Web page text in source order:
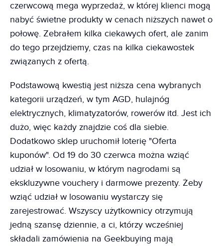
czerwcową mega wyprzedaż, w której klienci mogą
nabyć świetne produkty w cenach niższych nawet o
połowę. Zebrałem kilka ciekawych ofert, ale zanim
do tego przejdziemy, czas na kilka ciekawostek
związanych z ofertą.
Podstawową kwestią jest niższa cena wybranych
kategorii urządzeń, w tym AGD, hulajnóg
elektrycznych, klimatyzatorów, rowerów itd. Jest ich
dużo, więc każdy znajdzie coś dla siebie.
Dodatkowo sklep uruchomił loterię "Oferta
kuponów". Od 19 do 30 czerwca można wziąć
udział w losowaniu, w którym nagrodami są
ekskluzywne vouchery i darmowe prezenty. Żeby
wziąć udział w losowaniu wystarczy się
zarejestrować. Wszyscy użytkownicy otrzymują
jedną szansę dziennie, a ci, którzy wcześniej
składali zamówienia na Geekbuying mają